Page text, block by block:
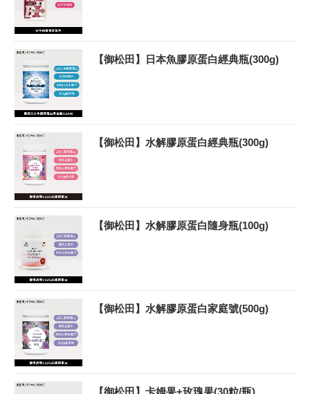
【御松田】日本魚膠原蛋白經典瓶(300g)
【御松田】水解膠原蛋白經典瓶(300g)
【御松田】水解膠原蛋白隨身瓶(100g)
【御松田】水解膠原蛋白家庭號(500g)
【御松田】卡姆果+玫瑰果(30粒/瓶)